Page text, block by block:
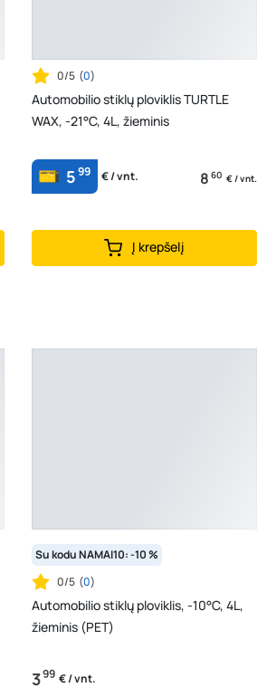
0/5 (0)
Automobilio stiklų ploviklis TURTLE
WAX, -21°C, 4L, žieminis
599 € / vnt. 8 60 € / vnt.
Į krepšelį
Su kodu NAMAI10: -10 %
0/5 (0)
Automobilio stiklų ploviklis, -10°C, 4L,
žieminis (PET)
399 € / vnt.